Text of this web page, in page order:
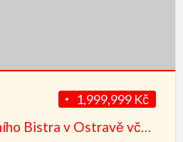
1,999,999 Kč
Přenechání funkčního Bistra v Ostravě včetně vybavení